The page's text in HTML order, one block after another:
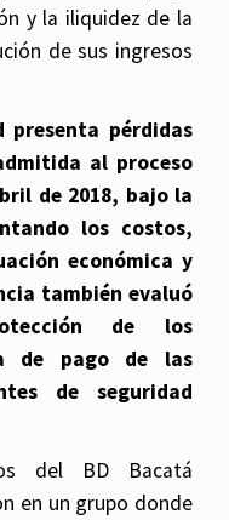
y la iliquidez de la
de sus ingresos
presenta pérdidas
al proceso
de 2018, bajo la
los costos,
económica y
también evaluó
de los
de pago de las
de seguridad
del BD Bacatá
en un grupo donde